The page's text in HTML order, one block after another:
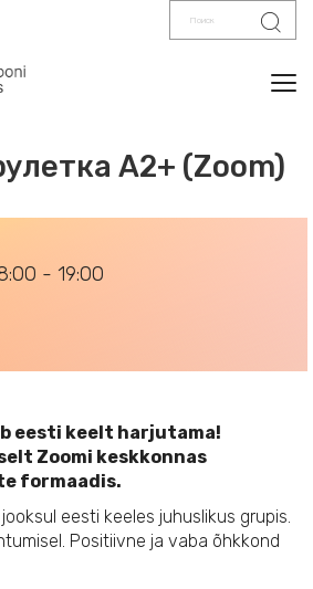
Поиск
A2+ (Zoom)
- 19:00
eesti keelt harjutama!
Zoomi keskkonnas
formaadis.
eesti keeles juhuslikus grupis.
Positiivne ja vaba õhkkond